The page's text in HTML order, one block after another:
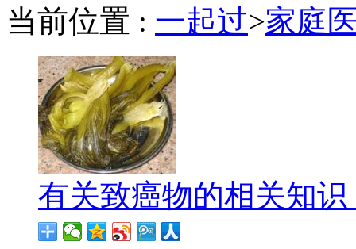
当前位置 : 一起过>家庭
有关致癌物的相关知